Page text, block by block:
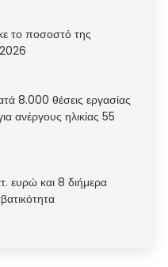
το ποσοστό της
8.000 θέσεις εργασίας
ανέργους ηλικίας 55
ευρώ και 8 διήμερα